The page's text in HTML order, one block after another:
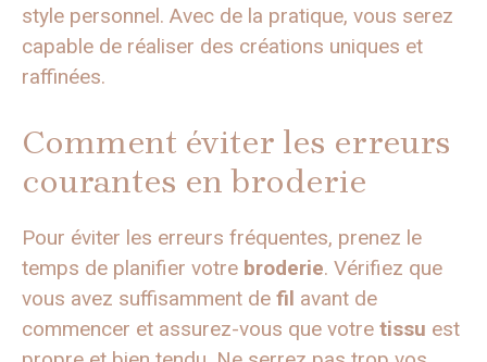
style personnel. Avec de la pratique, vous serez
capable de réaliser des créations uniques et
raffinées.
Comment éviter les erreurs
courantes en broderie
Pour éviter les erreurs fréquentes, prenez le
temps de planifier votre broderie. Vérifiez que
vous avez suffisamment de fil avant de
commencer et assurez-vous que votre tissu est